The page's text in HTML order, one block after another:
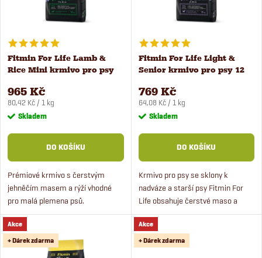
í
p
r
o
d
u
k
t
s
p
r
o
d
u
k
Fitmin For Life Lamb &
Rice Mini krmivo pro psy
965 Kč
Měrná
cena:
80,42 Kč / 1 kg
Skladem
DO KOŠÍKU
Prémiové krmivo s čerstvým
jehněčím masem a rýží vhodné
pro malá plemena psů.
Hypoalergenní krmivo neobsahuje
pšenici a kukuřici a proto je
vhodné pro citlivé psy. Krmivo je...
Fitmin For Life Light &
Senior krmivo pro psy 12
769 Kč
Měrná
cena:
64,08 Kč / 1 kg
Skladem
DO KOŠÍKU
Krmivo pro psy se sklony k
nadváze a starší psy Fitmin For
Life obsahuje čerstvé maso a
kořen čekanky pro podporu
střevní mikroflóry. Odlehčená
receptura je vhodná pro staré
Akce
+ Dárek zdarma
Akce
+ Dárek zdarma